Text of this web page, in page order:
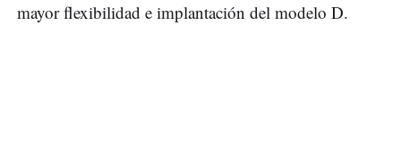
mayor flexibilidad e implantación del modelo D.